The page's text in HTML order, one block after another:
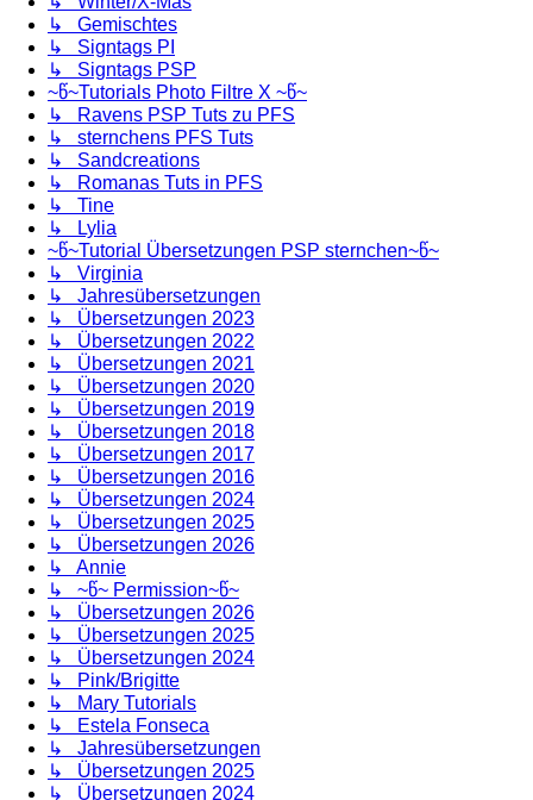
↳ Gemischtes
↳ Signtags PI
↳ Signtags PSP
~წ~Tutorials Photo Filtre X ~წ~
↳ Ravens PSP Tuts zu PFS
↳ sternchens PFS Tuts
↳ Sandcreations
↳ Romanas Tuts in PFS
↳ Tine
↳ Lylia
~წ~Tutorial Übersetzungen PSP sternchen~წ~
↳ Virginia
↳ Jahresübersetzungen
↳ Übersetzungen 2023
↳ Übersetzungen 2022
↳ Übersetzungen 2021
↳ Übersetzungen 2020
↳ Übersetzungen 2019
↳ Übersetzungen 2018
↳ Übersetzungen 2017
↳ Übersetzungen 2016
↳ Übersetzungen 2024
↳ Übersetzungen 2025
↳ Übersetzungen 2026
↳ Annie
↳ ~წ~ Permission~წ~
↳ Übersetzungen 2026
↳ Übersetzungen 2025
↳ Übersetzungen 2024
↳ Pink/Brigitte
↳ Mary Tutorials
↳ Estela Fonseca
↳ Jahresübersetzungen
↳ Übersetzungen 2025
↳ Übersetzungen 2024